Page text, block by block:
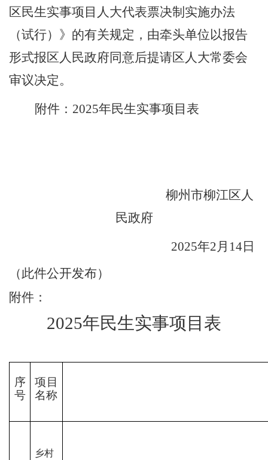
区民生实事项目人大代表票决制实施办法
（试行）》的有关规定 ， 由牵头单位 以报告
形式报区人民政府同意后提请区人大常委会
审议决定。
附件： 2025年民生实事项目表
柳州市柳江区人
民政府
2025年2月 14日
（此件公开发布）
附件：
2025年民生实事项目 表
序
号
项目
名称
乡村